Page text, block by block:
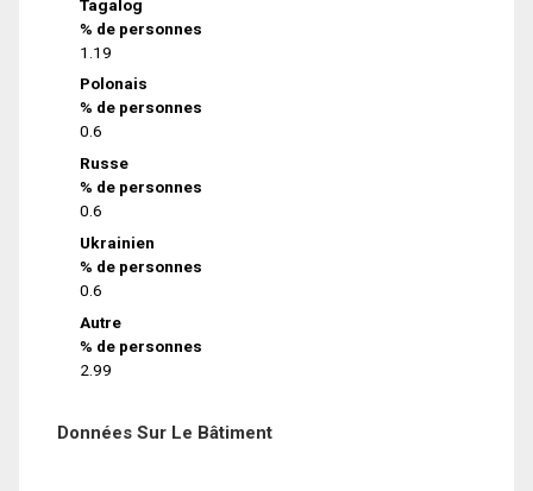
Tagalog
% de personnes
1.19
Polonais
% de personnes
0.6
Russe
% de personnes
0.6
Ukrainien
% de personnes
0.6
Autre
% de personnes
2.99
Données Sur Le Bâtiment